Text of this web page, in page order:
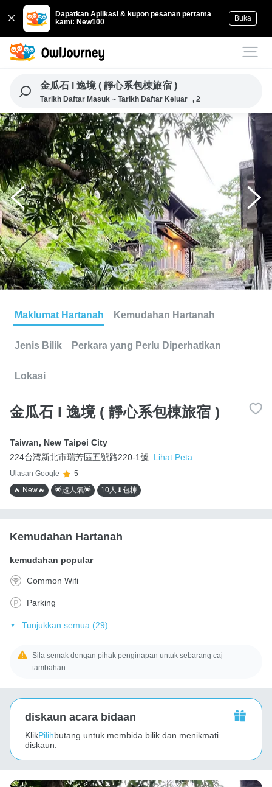
Dapatkan Aplikasi & kupon pesanan pertama
kami: New100
Buka
金瓜石 l 逸境 ( 靜心系包棟旅宿 )
Tarikh Daftar Masuk ~ Tarikh Daftar Keluar , 2
Maklumat Hartanah Kemudahan Hartanah
Jenis Bilik Perkara yang Perlu Diperhatikan
Lokasi
金瓜石 l 逸境 ( 靜心系包棟旅宿 )
Taiwan, New Taipei City
224台湾新北市瑞芳區五號路220-1號
Lihat Peta
Ulasan Google
5
🔥 New🔥
🌟超人氣🌟 10人⬇包棟
Kemudahan Hartanah
kemudahan popular
Common Wifi
Parking
Tunjukkan semua (29)
Sila semak dengan pihak penginapan untuk sebarang caj
tambahan.
diskaun acara bidaan
KlikPilihbutang untuk membida bilik dan menikmati
diskaun.